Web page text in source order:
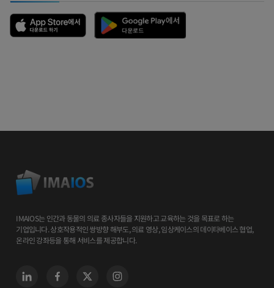
IMAIOS는 인간과 동물의 의료 종사자들을 지원하고 교육하는 것을 목표로 하는
기업입니다. 상호작용적인 쌍방향 해부도, 의료 영상, 임상케이스의 데이타베이스 협업,
온라인 강좌등을 통해 서비스를 제공합니다.